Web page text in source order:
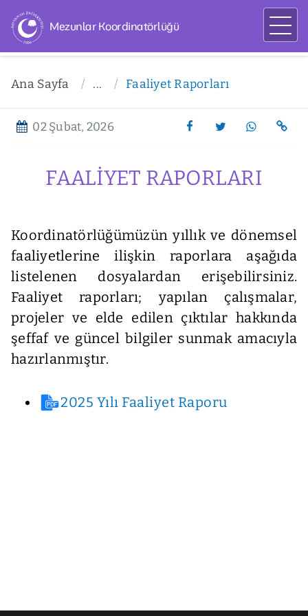
Mezunlar Koordinatörlüğü
Ana Sayfa ... Faaliyet Raporları
02 Şubat, 2026
FAALIYET RAPORLARI
Koordinatörlüğümüzün yıllık ve dönemsel
faaliyetlerine ilişkin raporlara aşağıda
listelenen dosyalardan erişebilirsiniz.
Faaliyet raporları; yapılan çalışmalar,
projeler ve elde edilen çıktılar hakkında
şeffaf ve güncel bilgiler sunmak amacıyla
hazırlanmıştır.
2025 Yılı Faaliyet Raporu